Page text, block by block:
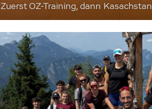
Zuerst OZ-Training, dann Kasachstan